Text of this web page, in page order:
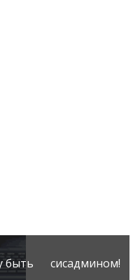
сисадмином!